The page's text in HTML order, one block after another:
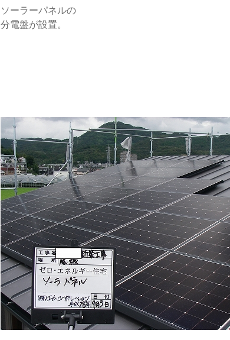
ソーラーパネルの
分電盤が設置。